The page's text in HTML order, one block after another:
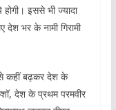
इससे भी ज्यादा
भर के नामी गिरामी
कहीं बढ़कर देश के
देश के प्रथम परमवीर